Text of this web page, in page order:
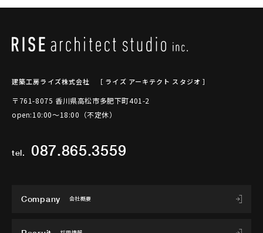
建築工房ライズ株式会社 ［ ライズ アーキテクト スタジオ ］
〒761-8075 香川県高松市多肥下町401-2
open:10:00～18:00（不定休）
tel. 087.865.3559
Company 会社概要